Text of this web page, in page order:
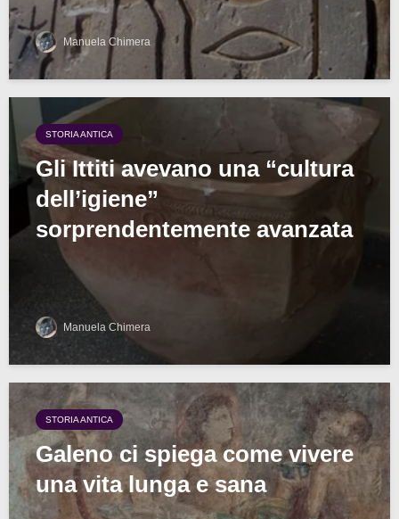
Manuela Chimera
STORIA ANTICA
Gli Ittiti avevano una “cultura
dell’igiene”
sorprendentemente avanzata
Manuela Chimera
STORIA ANTICA
Galeno ci spiega come vivere
una vita lunga e sana